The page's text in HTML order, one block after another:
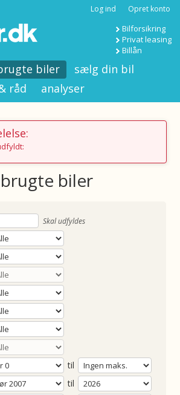
Log ind Opret konto
Bilforsikring
Privat leasing
Billån
biler
sælg din bil
råd analyser
biler
Skal udfyldes
til
til